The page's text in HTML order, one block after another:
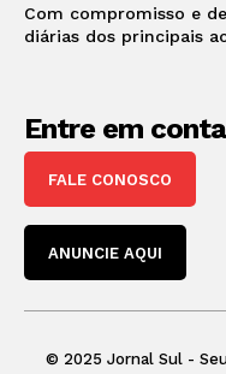
Com compromisso e
diárias dos principais
Entre em
FALE CONOSCO
ANUNCIE AQUI
© 2025 Jornal Sul -